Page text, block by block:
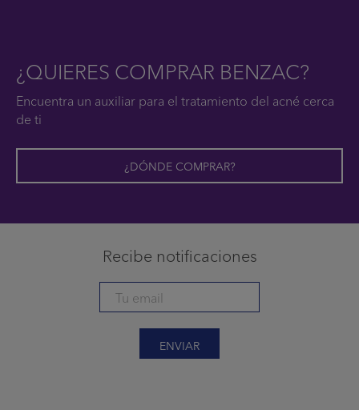
¿QUIERES COMPRAR BENZAC?
Encuentra un auxiliar para el tratamiento del acné cerca
de ti
¿DÓNDE COMPRAR?
Recibe notificaciones
ENVIAR